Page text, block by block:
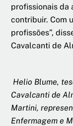
profissionais da
contribuir. Com
profissões”,
Cavalcanti de
Helio Blume,
Cavalcanti de
Martini,
Enfermagem e